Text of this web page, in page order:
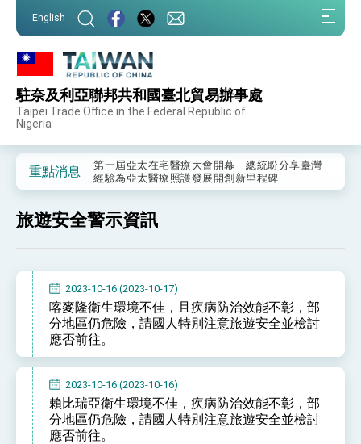
English
駐奈及利亞聯邦共和國臺北貿易辦事處
Taipei Trade Office in the Federal Republic of
Nigeria
重點消息
外交部重要言論
事處」，進一步深化台美交流合作
第一屆亞太在宅醫療大會開幕 總統盼分享臺灣
經驗為亞太醫療照護發展開創新里程碑
及「台灣智慧醫療與健康產業展」預告短片，向
世界展現台灣守護全球健康的創新能量
總統出訪史瓦帝尼返國談話 強調臺灣人有權利
訪問
總統與五院院長新春茶敘 盼化分歧為團結、為
國家邁出合作第一步
總統農曆春節談話
台美貿易協議完成簽署達成6大目標、創5大歷史
性突破 總統強調將以3大面向加速臺灣經濟轉型
升級 籲請立院全力支持並盡速通過
臺美簽署「對等貿易協定」確立對等關稅15%且不
疊加 我輸美2072項產品豁免對等關稅
總統接受「法新社」（AFP）專訪內容
旅遊安全警示資訊
2023-10-16 (2023-10-17)
喀麥隆衛生環境不佳，且疾病防治效能不彰，部
分地區仍危險，請國人特別注意旅遊安全並檢討
應否前往。
2023-10-16 (2023-10-16)
賴比瑞亞衛生環境不佳，疾病防治效能不彰，部
分地區仍危險，請國人特別注意旅遊安全並檢討
應否前往。